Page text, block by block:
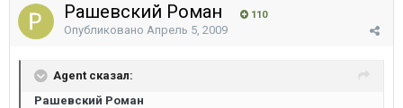
Рашевский Роман 110
Опубликовано Апрель 5, 2009
Agent сказал:
Рашевский Роман